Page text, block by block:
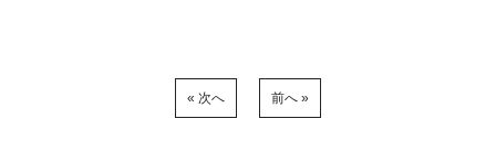
« 次へ 前へ »